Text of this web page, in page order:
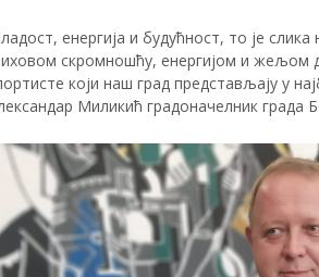
енергија и будућност, то је
скромношћу, енергијом и жељом
који наш град представљају у
Миликић градоначелник града